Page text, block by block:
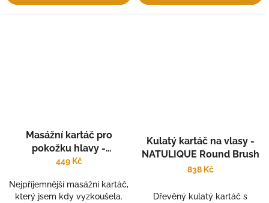
Masážní kartáč pro
pokožku hlavy -
NATULIQUE Stimulating
449 Kč
Nejpříjemnější masážní kartáč,
který jsem kdy vyzkoušela.
Kulatý kartáč na vlasy -
NATULIQUE Round Brush
838 Kč
Dřevěný kulatý kartáč s